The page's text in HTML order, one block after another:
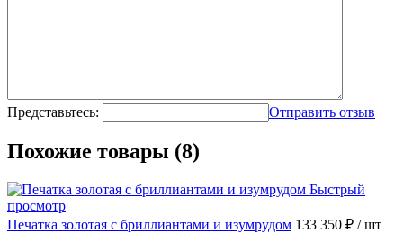
Представьтесь: Отправить отзыв
Похожие товары (8)
Быстрый
просмотр
Печатка золотая с бриллиантами и изумрудом 133 350 ₽ / шт